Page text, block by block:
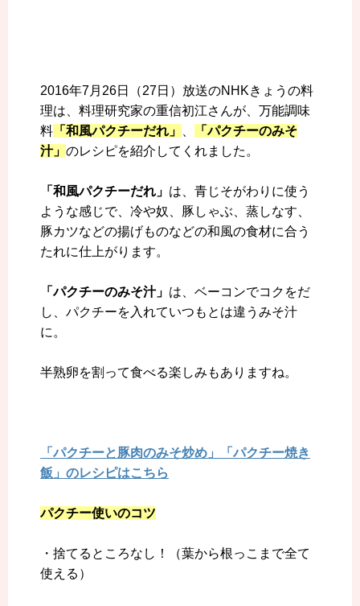
2016年7月26日（27日）放送のNHKきょうの料
理は、料理研究家の重信初江さんが、万能調味
料 「和風パクチーだれ」
「パクチーのみそ
汁」 のレシピを紹介してくれました。
「和風パクチーだれ」 は、青じそがわりに使う
ような感じで、冷や奴、豚しゃぶ、蒸しなす、
豚カツなどの揚げものなどの和風の食材に合う
たれに仕上がります。
「パクチーのみそ汁」 は、ベーコンでコクをだ
し、パクチーを入れていつもとは違うみそ汁
に。
半熟卵を割って食べる楽しみもありますね。
「パクチーと豚肉のみそ炒め」「パクチー焼き
飯」のレシピはこちら
パクチー使いのコツ
・捨てるところなし！（葉から根っこまで全て
使える）